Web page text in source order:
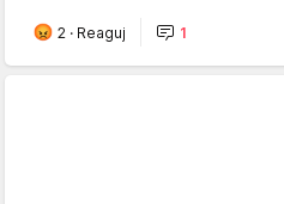
2 · Reaguj 1